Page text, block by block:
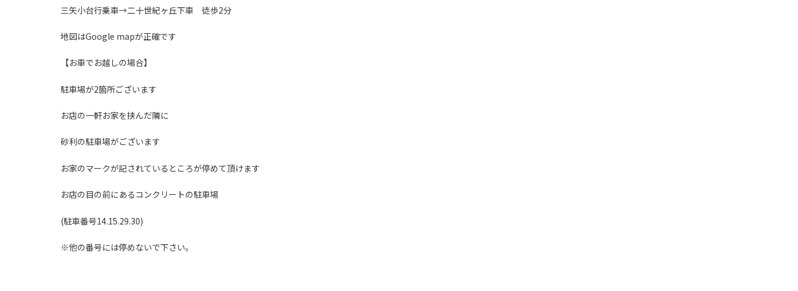
三矢小台行乗車→二十世紀ヶ丘下車 徒歩2分
地図はGoogle mapが正確です
【お車でお越しの場合】
駐車場が2箇所ございます
お店の一軒お家を挟んだ隣に
砂利の駐車場がございます
お家のマークが記されているところが停めて頂けます
お店の目の前にあるコンクリートの駐車場
(駐車番号14.15.29.30)
※他の番号には停めないで下さい。